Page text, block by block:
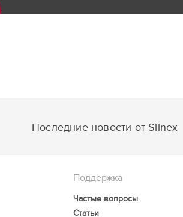
Последние новости от Slinex
Поддержка
Частые вопросы
Статьи